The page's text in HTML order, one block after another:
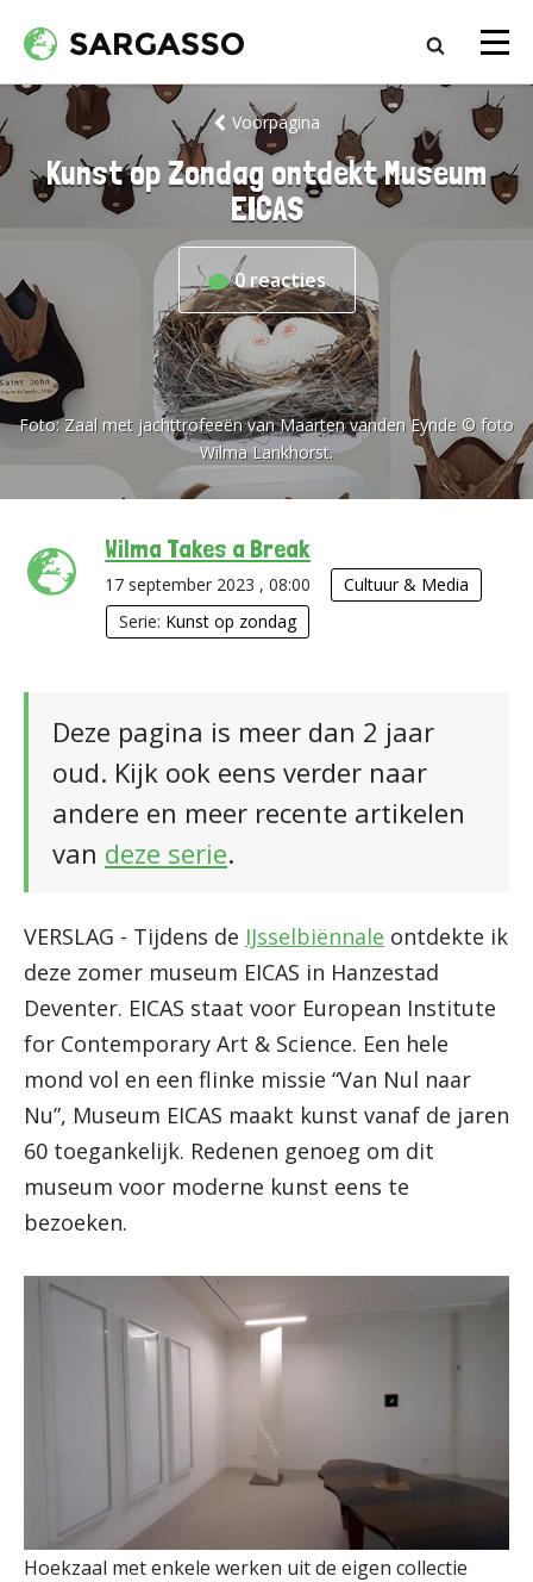
Voorpagina
Kunst op Zondag ontdekt Museum
EICAS
0reacties
Foto:Zaal met jachttrofeeën van Maarten vanden Eynde © foto
Wilma Lankhorst.
Wilma Takes a Break
17 september 2023 , 08:00
Cultuur & Media
Serie: Kunst op zondag
Deze pagina is meer dan 2 jaar
oud. Kijk ook eens verder naar
andere en meer recente artikelen
van deze serie.
VERSLAG - Tijdens de IJsselbiënnale ontdekte ik
deze zomer museum EICAS in Hanzestad
Deventer. EICAS staat voor European Institute
for Contemporary Art & Science. Een hele
mond vol en een flinke missie “Van Nul naar
Nu”, Museum EICAS maakt kunst vanaf de jaren
60 toegankelijk. Redenen genoeg om dit
museum voor moderne kunst eens te
bezoeken.
Hoekzaal met enkele werken uit de eigen collectie